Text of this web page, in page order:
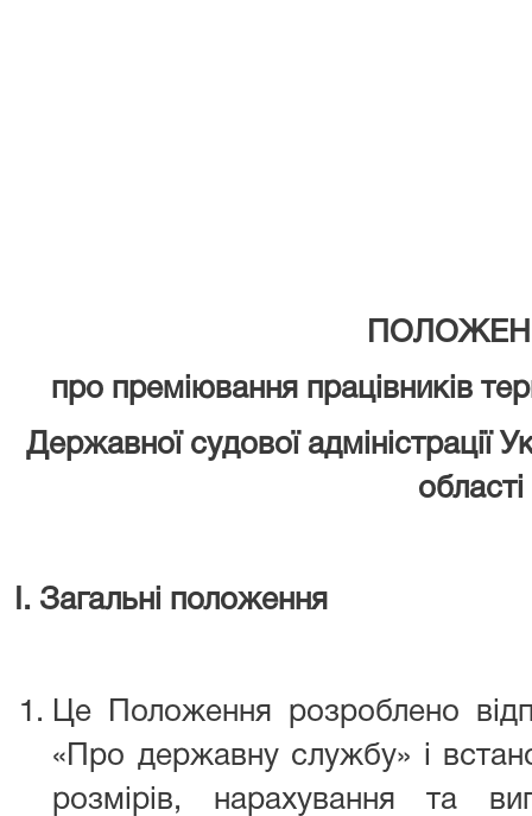
про преміювання працівників
Державної судової адміністрації
області
І. Загальні положення
Це Положення розроблено
«Про державну службу» і
розмірів, нарахування та